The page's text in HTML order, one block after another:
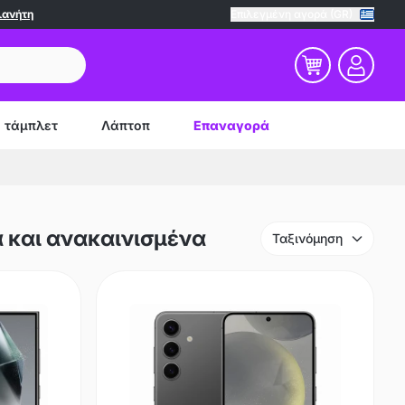
τάμπλετ Λάπτοπ Επαναγορά
ανακαινισμένα Ταξινόμηση